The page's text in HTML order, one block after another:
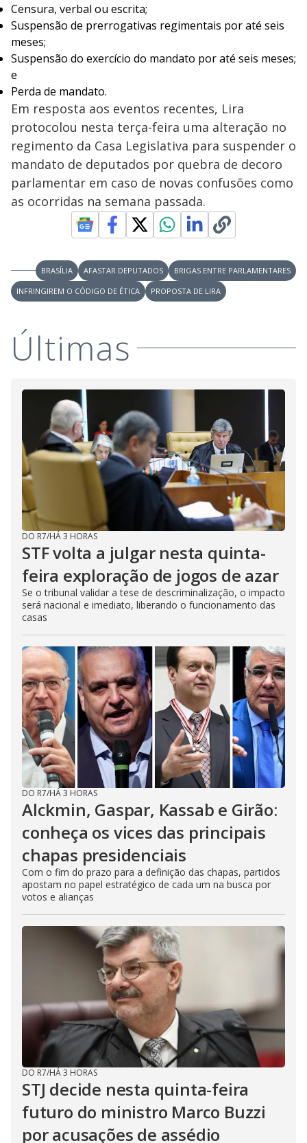
Censura, verbal ou escrita;
Suspensão de prerrogativas regimentais por até seis
meses;
Suspensão do exercício do mandato por até seis meses;
e
Perda de mandato.
Em resposta aos eventos recentes, Lira
protocolou nesta terça-feira uma alteração no
regimento da Casa Legislativa para suspender o
mandato de deputados por quebra de decoro
parlamentar em caso de novas confusões como
as ocorridas na semana passada.
BRASÍLIA AFASTAR DEPUTADOS
BRIGAS ENTRE PARLAMENTARES
INFRINGIREM O CÓDIGO DE ÉTICA
PROPOSTA DE LIRA
Últimas
DO R7/HÁ 3 HORAS
STF volta a julgar nesta quinta-
feira exploração de jogos de azar
Se o tribunal validar a tese de descriminalização, o impacto
será nacional e imediato, liberando o funcionamento das
casas
DO R7/HÁ 3 HORAS
Alckmin, Gaspar, Kassab e Girão:
conheça os vices das principais
chapas presidenciais
Com o fim do prazo para a definição das chapas, partidos
apostam no papel estratégico de cada um na busca por
votos e alianças
DO R7/HÁ 3 HORAS
STJ decide nesta quinta-feira
futuro do ministro Marco Buzzi
por acusações de assédio